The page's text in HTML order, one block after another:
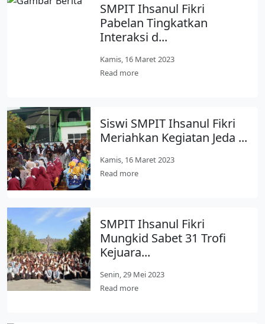
SMPIT Ihsanul Fikri
Pabelan Tingkatkan
Interaksi d...
Kamis, 16 Maret 2023
Read more
Siswi SMPIT Ihsanul Fikri
Meriahkan Kegiatan Jeda ...
Kamis, 16 Maret 2023
Read more
SMPIT Ihsanul Fikri
Mungkid Sabet 31 Trofi
Kejuara...
Senin, 29 Mei 2023
Read more